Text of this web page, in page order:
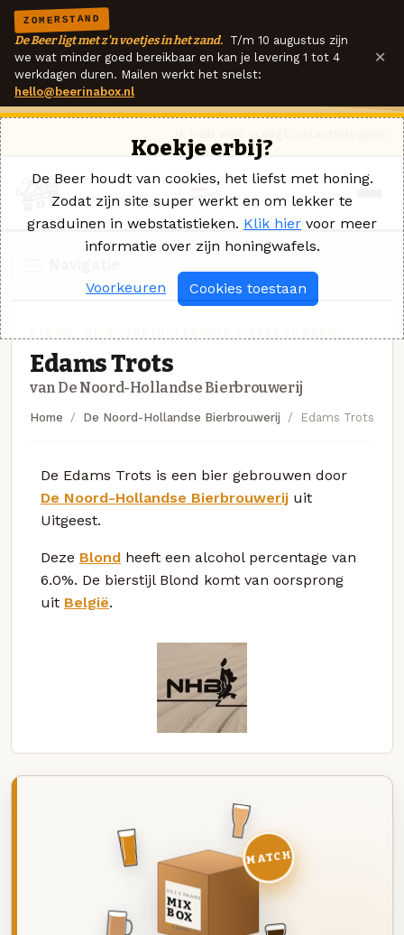
ZOMERSTAND
De Beer ligt met z'n voetjes in het zand. T/m 10 augustus zijn
we wat minder goed bereikbaar en kan je levering 1 tot 4
werkdagen duren. Mailen werkt het snelst:
hello@beerinabox.nl
×
Edams Trots
van De Noord-Hollandse Bierbrouwerij
Home De Noord-Hollandse Bierbrouwerij Edams Trots
De Edams Trots is een bier gebrouwen door
De Noord-Hollandse Bierbrouwerij uit
Uitgeest.
Deze Blond heeft een alcohol percentage van
6.0%. De bierstijl Blond komt van oorsprong
uit België.
DEZE MAAND
MIX
BOX
8 BIEREN
MATCH
Koekje erbij?
De Beer houdt van cookies, het liefst met honing.
Zodat zijn site super werkt en om lekker te
grasduinen in webstatistieken. Klik hier voor meer
informatie over zijn honingwafels.
Voorkeuren Cookies toestaan